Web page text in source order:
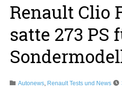
Renault Clio
satte 273 PS
Autonews, Renault Tests und News